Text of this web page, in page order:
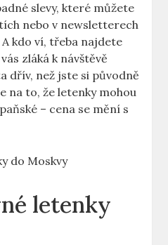
slevy, které můžete
nebo v newsletterech
kdo ví, třeba najdete
zláká k návštěvě
dřív, než jste si původně
na to, že letenky mohou
– cena se mění s
letenky